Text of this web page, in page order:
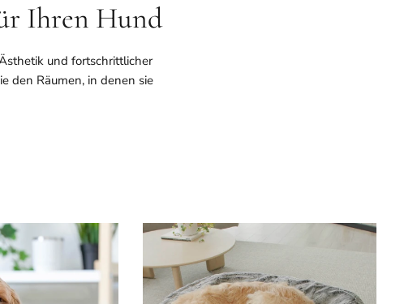
Ihren Hund
und fortschrittlicher
den Räumen, in denen sie